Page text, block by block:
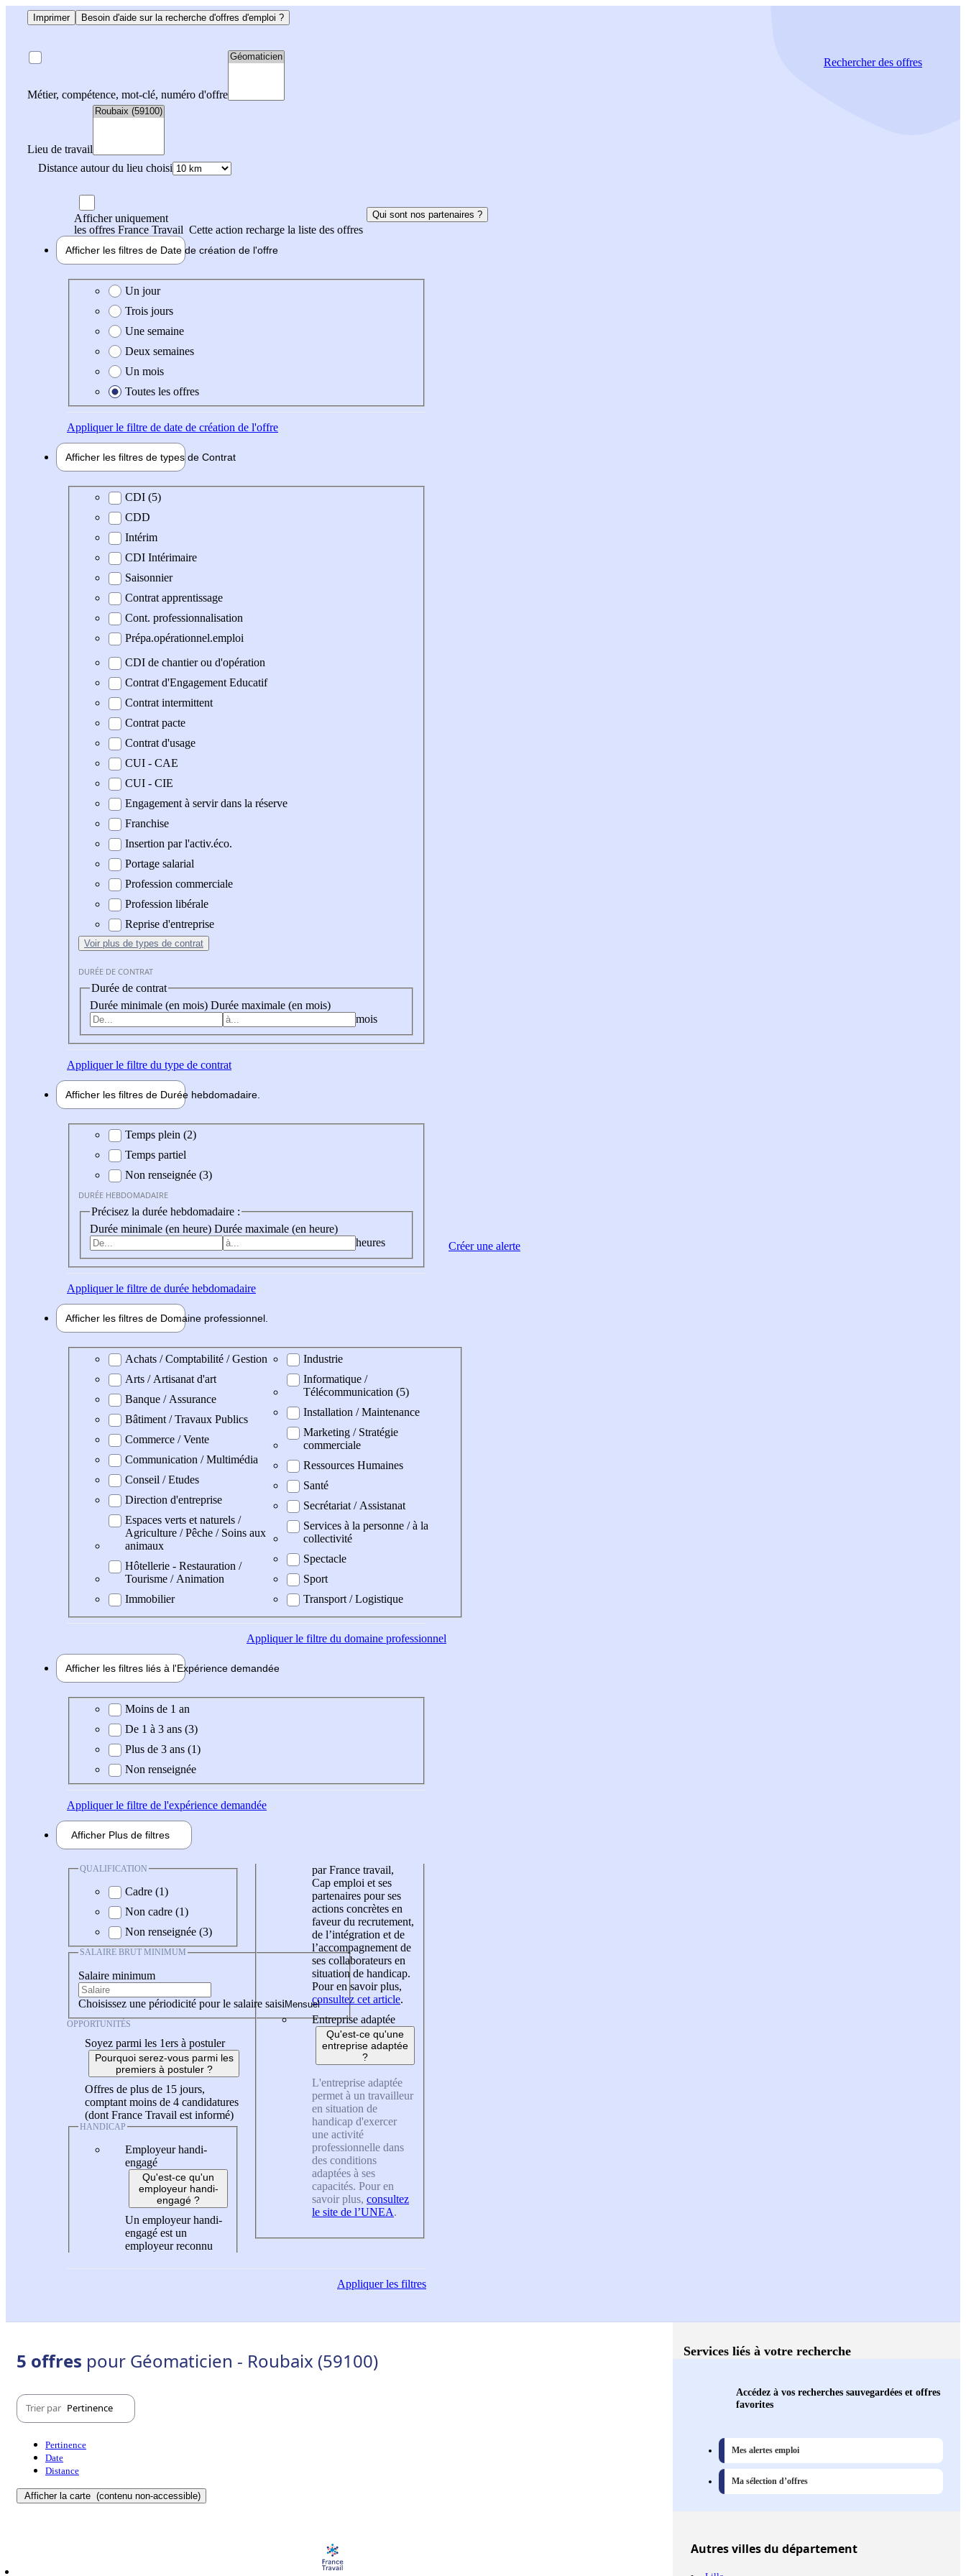
Imprimer Besoin d'aide sur la recherche d'offres d'emploi ?
Métier, compétence, mot-clé, numéro d'offre
Lieu de travail
Distance autour du lieu choisi
Rechercherdes offres
Afficher uniquement
les offres France Travail Cette action recharge la liste des offres
Qui sont nos partenaires ?
Afficher les filtres de Date de création de l'offre
Date de création de l'offre
Un jour
Trois jours
Une semaine
Deux semaines
Un mois
Toutes les offres
Appliquerle filtre de date de création de l'offre
Afficher les filtres de types de Contrat
Type de contrat
CDI (5)
CDD
Intérim
CDI Intérimaire
Saisonnier
Contrat apprentissage
Cont. professionnalisation
Prépa.opérationnel.emploi
CDI de chantier ou d'opération
Contrat d'Engagement Educatif
Contrat intermittent
Contrat pacte
Contrat d'usage
CUI - CAE
CUI - CIE
Engagement à servir dans la réserve
Franchise
Insertion par l'activ.éco.
Portage salarial
Profession commerciale
Profession libérale
Reprise d'entreprise
Voir plus de types de contrat
DURÉE DE CONTRAT
Durée de contrat
Durée minimale (en mois) Durée maximale (en mois)
mois
Appliquerle filtre du type de contrat
Afficher les filtres de Durée hebdomadaire
Durée hebdomadaire
Temps plein (2)
Temps partiel
Non renseignée (3)
DURÉE HEBDOMADAIRE
Précisez la durée hebdomadaire :
Durée minimale (en heure) Durée maximale (en heure)
heures
Appliquerle filtre de durée hebdomadaire
Afficher les filtres de Domaine professionnel
Domaine professionel
Achats / Comptabilité / Gestion
Arts / Artisanat d'art
Banque / Assurance
Bâtiment / Travaux Publics
Commerce / Vente
Communication / Multimédia
Conseil / Etudes
Direction d'entreprise
Espaces verts et naturels /
Agriculture / Pêche / Soins aux
animaux
Hôtellerie - Restauration /
Tourisme / Animation
Immobilier
Industrie
Informatique /
Télécommunication (5)
Installation / Maintenance
Marketing / Stratégie
commerciale
Ressources Humaines
Santé
Secrétariat / Assistanat
Services à la personne / à la
collectivité
Spectacle
Sport
Transport / Logistique
Appliquerle filtre du domaine professionnel
Afficher les filtres liés à l'Expérience demandée
Expérience demandée
Moins de 1 an
De 1 à 3 ans (3)
Plus de 3 ans (1)
Non renseignée
Appliquerle filtre de l'expérience demandée
Afficher Plus de filtres
QUALIFICATION
Cadre (1)
Non cadre (1)
Non renseignée (3)
SALAIRE BRUT MINIMUM
Salaire minimum
Choisissez une périodicité pour le salaire saisi
OPPORTUNITÉS
Soyez parmi les 1ers à postuler
Pourquoi serez-vous parmi les
premiers à postuler ?
Offres de plus de 15 jours,
comptant moins de 4 candidatures
(dont France Travail est informé)
HANDICAP
Employeur handi-
engagé
Qu'est-ce qu'un
employeur handi-
engagé ?
Un employeur handi-
engagé est un
employeur reconnu
par France travail,
Cap emploi et ses
partenaires pour ses
actions concrètes en
faveur du recrutement,
de l’intégration et de
l’accompagnement de
ses collaborateurs en
situation de handicap.
Pour en savoir plus,
consultez cet article.
Entreprise adaptée
Qu'est-ce qu'une
entreprise adaptée
?
L'entreprise adaptée
permet à un travailleur
en situation de
handicap d'exercer
une activité
professionnelle dans
des conditions
adaptées à ses
capacités. Pour en
savoir plus, consultez
le site de l’UNEA.
Appliquerles filtres
Créer une alerte
5 offres pour Géomaticien - Roubaix (59100)
Trier par Pertinence
Pertinence
Date
Distance
Afficher la carte (contenu non-accessible)
Services liés à votre recherche
Accédez à vos recherches sauvegardées et offres
favorites
Mes alertes emploi
Ma sélection d’offres
Autresvillesdu département